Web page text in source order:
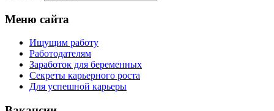
Меню сайта
Ищущим работу
Работодателям
Заработок для беременных
Секреты карьерного роста
Для успешной карьеры